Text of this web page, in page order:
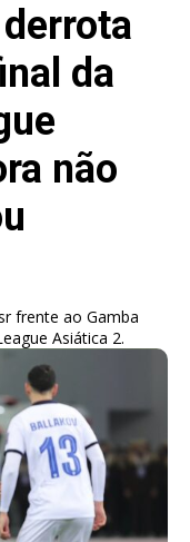
da
não
frente ao Gamba
Asiática 2.